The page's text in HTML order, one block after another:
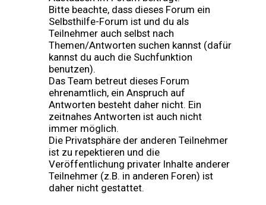
Bitte beachte, dass dieses Forum ein
Selbsthilfe-Forum ist und du als
Teilnehmer auch selbst nach
Themen/Antworten suchen kannst (dafür
kannst du auch die Suchfunktion
benutzen).
Das Team betreut dieses Forum
ehrenamtlich, ein Anspruch auf
Antworten besteht daher nicht. Ein
zeitnahes Antworten ist auch nicht
immer möglich.
Die Privatsphäre der anderen Teilnehmer
ist zu repektieren und die
Veröffentlichung privater Inhalte anderer
Teilnehmer (z.B. in anderen Foren) ist
daher nicht gestattet.